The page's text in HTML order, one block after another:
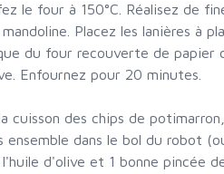
le four à 150°C. Réalisez de
Placez les lanières à
du four recouverte de papier
Enfournez pour 20 minutes.
cuisson des chips de
ensemble dans le bol du robot
l'huile d'olive et 1 bonne pincée